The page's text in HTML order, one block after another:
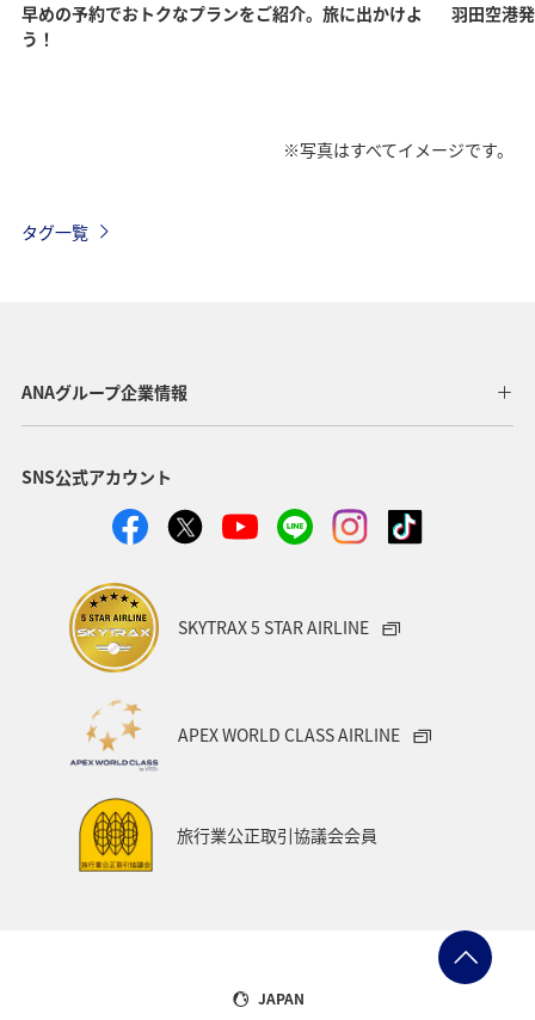
早めの予約でおトクなプランをご紹介。旅に出かけよ
う！
羽田空港
※写真はすべてイメージです。
タグ一覧
ANAグループ企業情報
SNS公式アカウント
SKYTRAX 5 STAR AIRLINE
APEX WORLD CLASS AIRLINE
旅行業公正取引協議会会員
JAPAN